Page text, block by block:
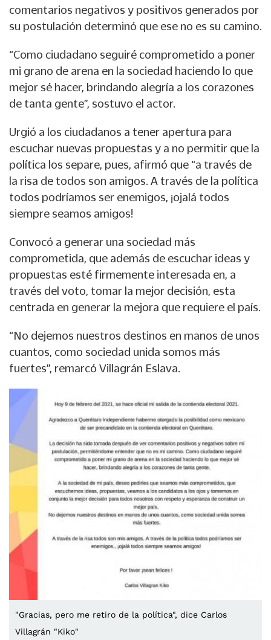
comentarios negativos y positivos generados por
su postulación determinó que ese no es su camino.
“Como ciudadano seguiré comprometido a poner
mi grano de arena en la sociedad haciendo lo que
mejor sé hacer, brindando alegría a los corazones
de tanta gente”, sostuvo el actor.
Urgió a los ciudadanos a tener apertura para
escuchar nuevas propuestas y a no permitir que la
política los separe, pues, afirmó que “a través de
la risa de todos son amigos. A través de la política
todos podríamos ser enemigos, ¡ojalá todos
siempre seamos amigos!
Convocó a generar una sociedad más
comprometida, que además de escuchar ideas y
propuestas esté firmemente interesada en, a
través del voto, tomar la mejor decisión, esta
centrada en generar la mejora que requiere el país.
“No dejemos nuestros destinos en manos de unos
cuantos, como sociedad unida somos más
fuertes”, remarcó Villagrán Eslava.
"Gracias, pero me retiro de la política", dice Carlos
Villagrán "Kiko"